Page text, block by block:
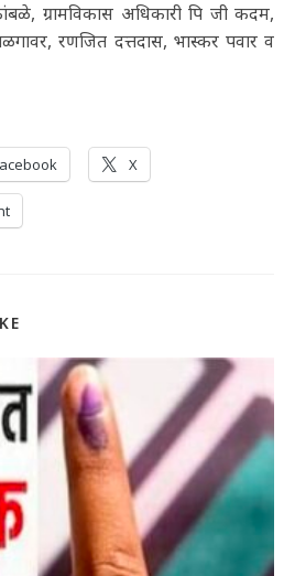
ग्रामविकास अधिकारी पि जी कदम,
रणजित दत्तदास, भास्कर पवार व
X